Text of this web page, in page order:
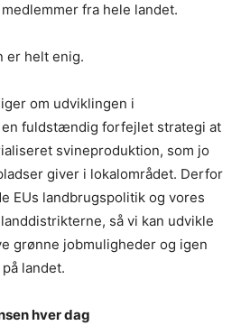
fra hele landet.
er helt enig.
om udviklingen i
fuldstændig forfejlet strategi at
svineproduktion, som jo
giver i lokalområdet. Derfor
EUs landbrugspolitik og vores
så vi kan udvikle
grønne jobmuligheder og igen
landet.
hver dag